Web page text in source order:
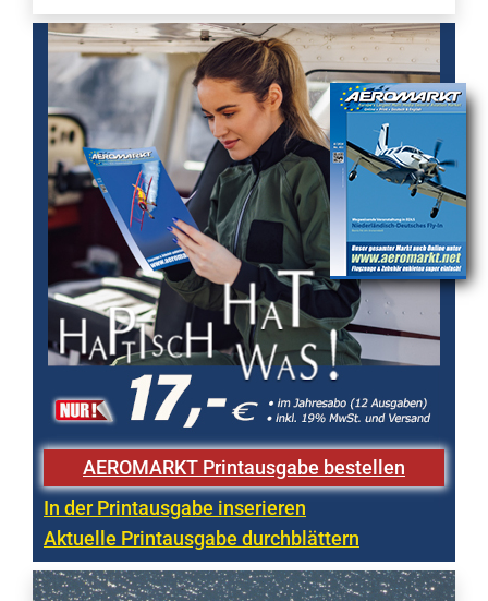
AEROMARKT Printausgabe bestellen
In der Printausgabe inserieren
Aktuelle Printausgabe durchblättern